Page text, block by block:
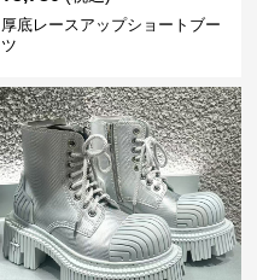
厚底レースアップショートブー
ツ